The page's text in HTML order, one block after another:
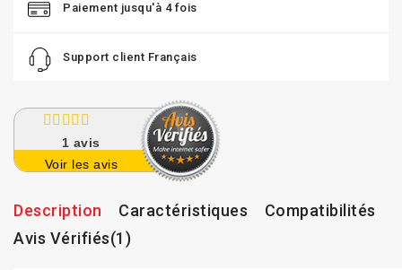
Paiement jusqu'à 4 fois
Support client Français
1 avis
Voir les avis
Description Caractéristiques
Compatibilités
Avis Vérifiés(1)